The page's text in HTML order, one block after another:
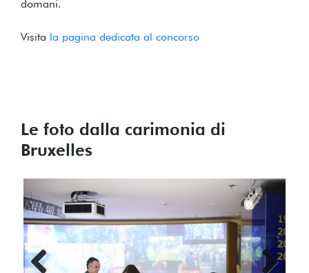
domani.
Visita la pagina dedicata al concorso
Le foto dalla carimonia di
Bruxelles